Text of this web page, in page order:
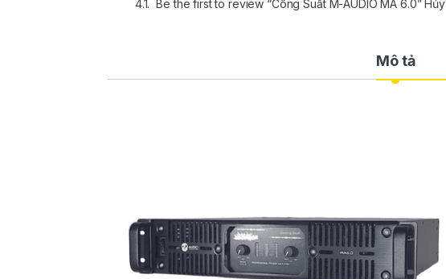
Be the first to review “Công Suất M-AUDIO MA 6.0” Hủy
Mô tả